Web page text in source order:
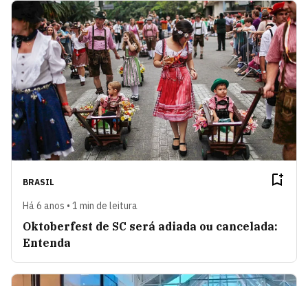
BRASIL
Há 6 anos • 1 min de leitura
Oktoberfest de SC será adiada ou cancelada:
Entenda